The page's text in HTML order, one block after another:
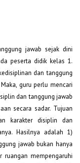
jawab sejak dini
peserta didik kelas 1.
dan tanggung
guru perlu mencari
dan tanggung jawab
secara sadar. Tujuan
karakter disiplin dan
Hasilnya adalah 1)
jawab bukan hanya
mempengaruhi